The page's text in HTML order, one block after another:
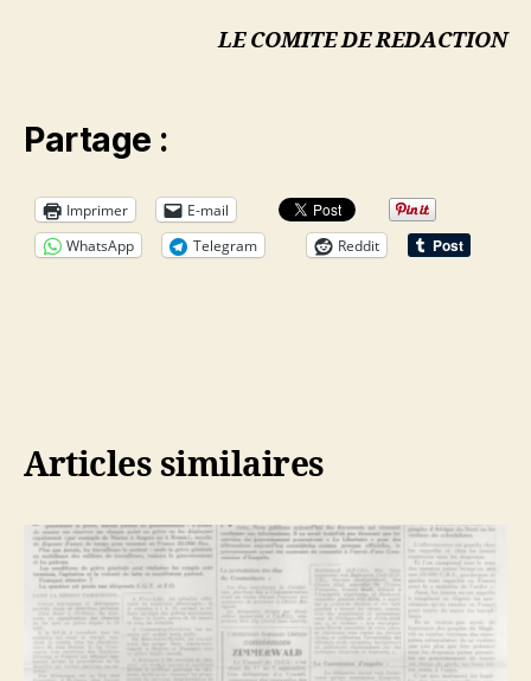
LE COMITE DE REDACTION
Partage :
Imprimer
E-mail
WhatsApp
Telegram Reddit
Articles similaires